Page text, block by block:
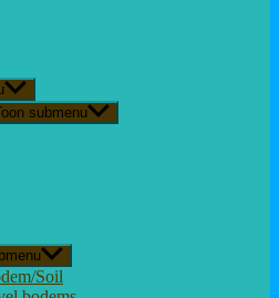
submenu
Soil